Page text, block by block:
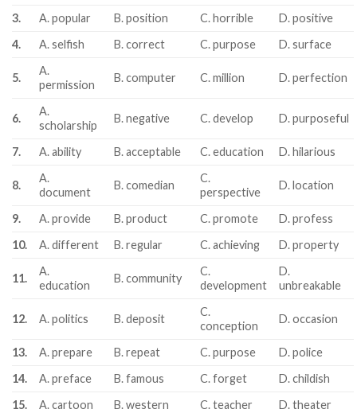
3.
A. popular B. position C. horrible
D. positive
4.
A. selfish B. correct C. purpose D. surface
5.
A.
permission
B. computer C. million D. perfection
6.
A.
scholarship
B. negative C. develop D. purposeful
7. A. ability B. acceptable C. education D. hilarious
8.
A.
document
B. comedian
C.
perspective
D. location
9. A. provide B. product C. promote
D. profess
10.
A. different B. regular C. achieving D. property
11.
A.
education
B. community
C.
development
D.
unbreakable
12. A. politics B. deposit
C.
conception
D. occasion
13. A. prepare B. repeat C. purpose
D. police
14.
A. preface B. famous C. forget
D. childish
15.
A. cartoon B. western C. teacher
D. theater